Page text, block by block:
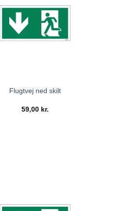
Flugtvej ned skilt
59,00 kr.